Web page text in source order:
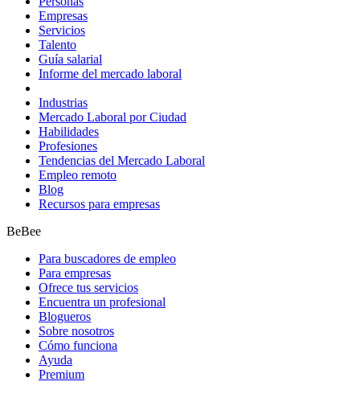
Empresas
Servicios
Talento
Guía salarial
Informe del mercado laboral
Industrias
Mercado Laboral por Ciudad
Habilidades
Profesiones
Tendencias del Mercado Laboral
Empleo remoto
Blog
Recursos para empresas
BeBee
Para buscadores de empleo
Para empresas
Ofrece tus servicios
Encuentra un profesional
Blogueros
Sobre nosotros
Cómo funciona
Ayuda
Premium